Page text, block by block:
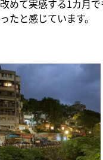
改めて実感する1カ月
ったと感じています。